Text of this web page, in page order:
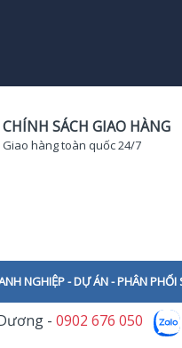
CHÍNH SÁCH GIAO HÀNG
Giao hàng toàn quốc 24/7
NGHIỆP - DỰ ÁN - PHÂN PHỐI
- 0902 676 050